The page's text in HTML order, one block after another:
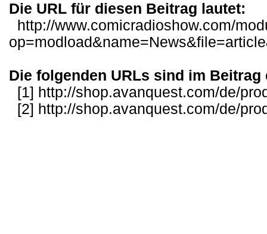
Die URL für diesen Beitrag lautet:
http://www.comicradioshow.com/
Die folgenden URLs sind im Beitrag
[1] http://shop.avanquest.com/de/
[2] http://shop.avanquest.com/de/